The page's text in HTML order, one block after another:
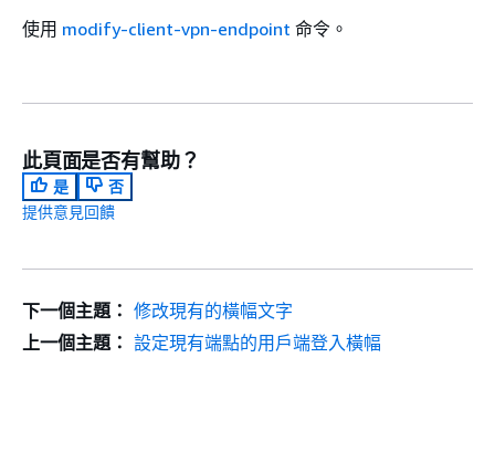
使用 modify-client-vpn-endpoint 命令。
此頁面是否有幫助？
是
否
提供意見回饋
下一個主題： 修改現有的橫幅文字
上一個主題： 設定現有端點的用戶端登入橫幅